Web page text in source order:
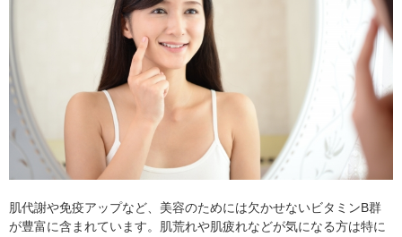
肌代謝や免疫アップなど、美容のためには欠かせないビタミンB群
が豊富に含まれています。肌荒れや肌疲れなどが気になる方は特に